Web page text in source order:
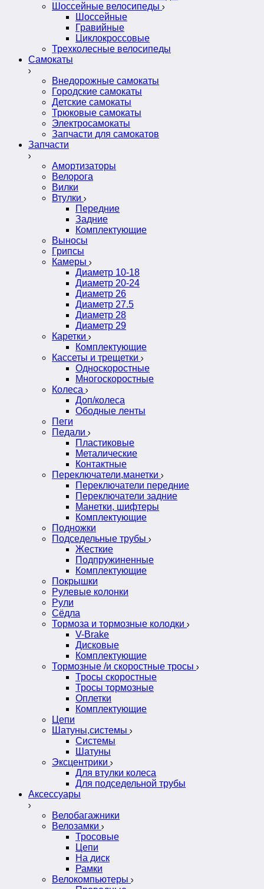
Шоссейные велосипеды
Шоссейные
Гравийные
Циклокроссовые
Трехколесные велосипеды
Самокаты
Внедорожные самокаты
Городские самокаты
Детские самокаты
Трюковые самокаты
Электросамокаты
Запчасти для самокатов
Запчасти
Амортизаторы
Велорога
Вилки
Втулки
Передние
Задние
Комплектующие
Выносы
Грипсы
Камеры
Диаметр 10-18
Диаметр 20-24
Диаметр 26
Диаметр 27.5
Диаметр 28
Диаметр 29
Каретки
Комплектующие
Кассеты и трещетки
Односкоростные
Многоскоростные
Колеса
Доп/колеса
Ободные ленты
Пеги
Педали
Пластиковые
Металические
Контактные
Переключатели,манетки
Переключатели передние
Переключатели задние
Манетки, шифтеры
Комплектующие
Подножки
Подседельные трубы
Жесткие
Подпружиненные
Комплектующие
Покрышки
Рулевые колонки
Рули
Сёдла
Тормоза и тормозные колодки
V-Brake
Дисковые
Комплектующие
Тормозные /и скоростные тросы
Тросы скоростные
Тросы тормозные
Оплетки
Комплектующие
Цепи
Шатуны,системы
Системы
Шатуны
Эксцентрики
Для втулки колеса
Для подседельной трубы
Аксессуары
Велобагажники
Велозамки
Тросовые
Цепи
На диск
Рамки
Велокомпьютеры